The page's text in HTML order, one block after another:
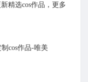
精选cos作品，更多
cos作品-唯美